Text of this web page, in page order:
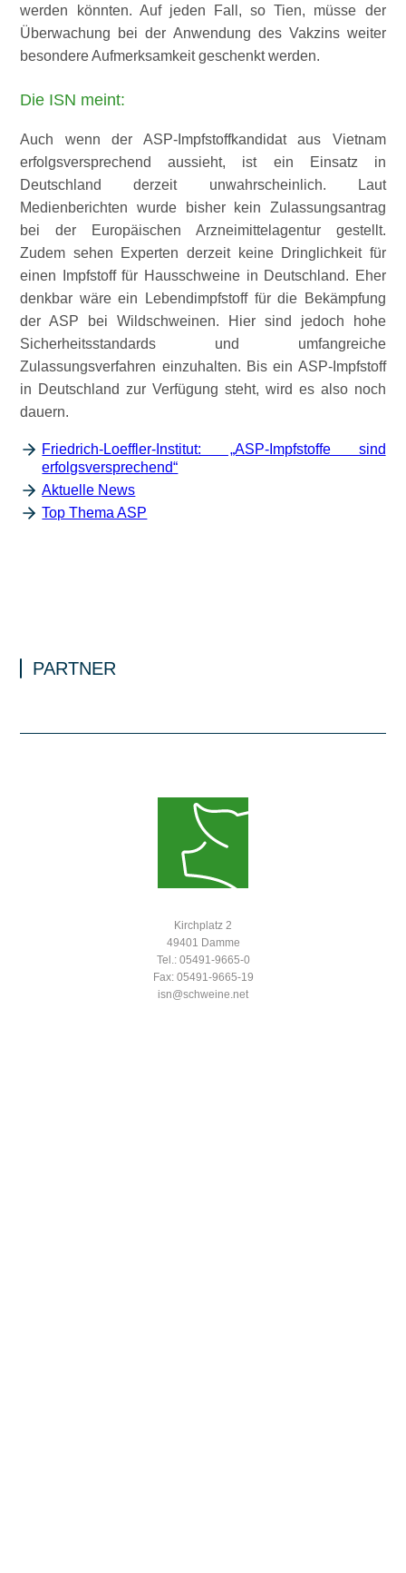
werden könnten. Auf jeden Fall, so Tien, müsse der
Überwachung bei der Anwendung des Vakzins weiter
besondere Aufmerksamkeit geschenkt werden.
Die ISN meint:
Auch wenn der ASP-Impfstoffkandidat aus Vietnam
erfolgsversprechend aussieht, ist ein Einsatz in
Deutschland derzeit unwahrscheinlich. Laut
Medienberichten wurde bisher kein Zulassungsantrag
bei der Europäischen Arzneimittelagentur gestellt.
Zudem sehen Experten derzeit keine Dringlichkeit für
einen Impfstoff für Hausschweine in Deutschland. Eher
denkbar wäre ein Lebendimpfstoff für die Bekämpfung
der ASP bei Wildschweinen. Hier sind jedoch hohe
Sicherheitsstandards und umfangreiche
Zulassungsverfahren einzuhalten. Bis ein ASP-Impfstoff
in Deutschland zur Verfügung steht, wird es also noch
dauern.
Friedrich-Loeffler-Institut: „ASP-Impfstoffe sind
erfolgsversprechend“
Aktuelle News
Top Thema ASP
PARTNER
Kirchplatz 2
49401 Damme
Tel.: 05491-9665-0
Fax: 05491-9665-19
isn@schweine.net